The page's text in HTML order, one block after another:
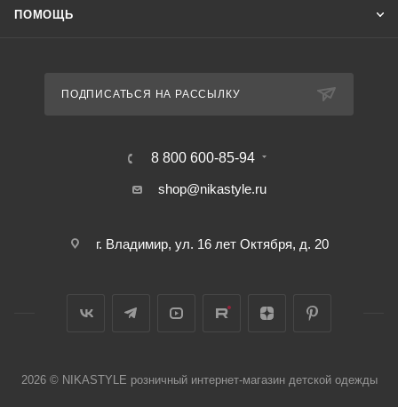
ПОМОЩЬ
ПОДПИСАТЬСЯ НА РАССЫЛКУ
8 800 600-85-94
shop@nikastyle.ru
г. Владимир, ул. 16 лет Октября, д. 20
2026 © NIKASTYLE розничный интернет-магазин детской одежды